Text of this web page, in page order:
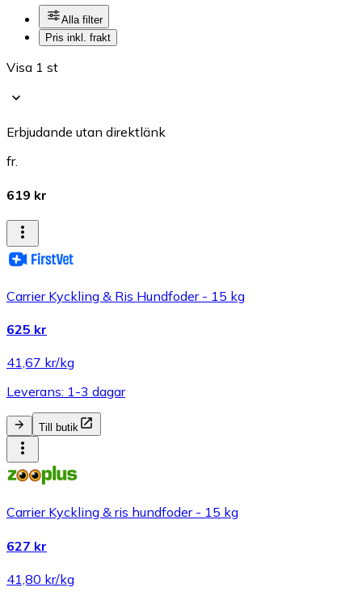
Alla filter
Pris inkl. frakt
Visa 1 st
Erbjudande utan direktlänk
fr.
619 kr
Carrier Kyckling & Ris Hundfoder - 15 kg
625 kr
41,67 kr/kg
Leverans: 1-3 dagar
Till butik
Carrier Kyckling & ris hundfoder - 15 kg
627 kr
41,80 kr/kg